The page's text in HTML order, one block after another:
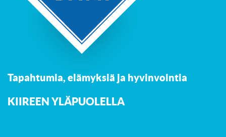
Tapahtumia, elämyksiä ja hyvinvointia
KIIREEN YLÄPUOLELLA